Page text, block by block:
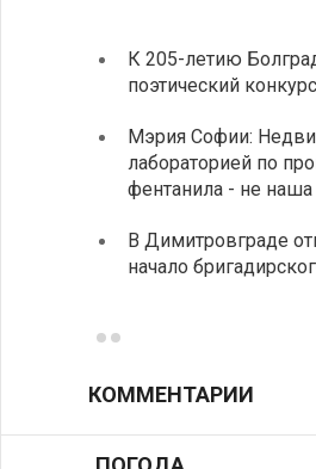
К 205-летию
поэтический конкурс
Мэрия Софии:
лабораторией по
фентанила - не наша
В Димитровграде
начало
КОММЕНТАРИИ